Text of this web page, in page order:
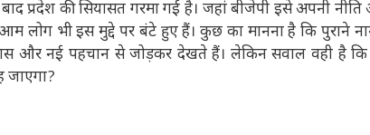
प्रदेश की सियासत गरमा गई है। जहां बीजेपी इसे अपनी
आम लोग भी इस मुद्दे पर बंटे हुए हैं। कुछ का मानना है कि पुराने
और नई पहचान से जोड़कर देखते हैं। लेकिन सवाल वही है
जाएगा?